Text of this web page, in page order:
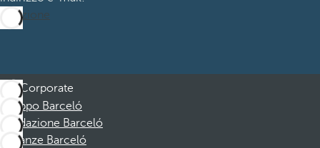
Iscrizione
Corporate
Gruppo Barceló
Fondazione Barceló
Vacanze Barceló